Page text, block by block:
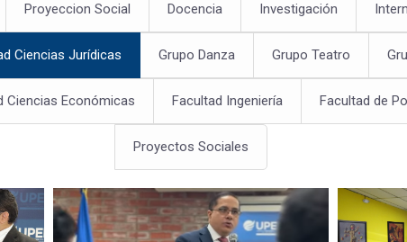
Proyeccion Social Docencia Investigación
Ciencias Jurídicas Grupo Danza Grupo Teatro
Ciencias Económicas Facultad Ingeniería Facultad de
Proyectos Sociales